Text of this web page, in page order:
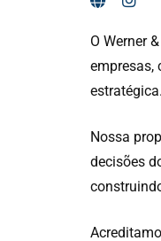
O Werner
empresas,
estratégica.
Nossa
decisões